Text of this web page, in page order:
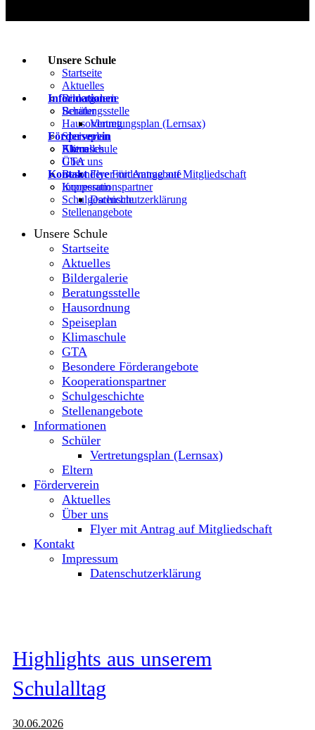
Unsere Schule
Startseite
Aktuelles
Bildergalerie
Beratungsstelle
Hausordnung
Speiseplan
Klimaschule
GTA
Besondere Förderangebote
Kooperationspartner
Schulgeschichte
Stellenangebote
Informationen
Schüler
Vertretungsplan (Lernsax)
Eltern
Förderverein
Aktuelles
Über uns
Flyer mit Antrag auf Mitgliedschaft
Kontakt
Impressum
Datenschutzerklärung
Unsere Schule
Startseite
Aktuelles
Bildergalerie
Beratungsstelle
Hausordnung
Speiseplan
Klimaschule
GTA
Besondere Förderangebote
Kooperationspartner
Schulgeschichte
Stellenangebote
Informationen
Schüler
Vertretungsplan (Lernsax)
Eltern
Förderverein
Aktuelles
Über uns
Flyer mit Antrag auf Mitgliedschaft
Kontakt
Impressum
Datenschutzerklärung
Highlights aus unserem
Schulalltag
30.06.2026